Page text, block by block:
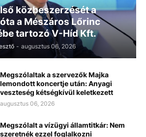
közbeszerzését a
a Mészáros Lőrinc
tartozó V-Híd Kft.
- augusztus 06, 2026
Megszólaltak a szervezők Majka
lemondott koncertje után: Anyagi
veszteség kétségkívül keletkezett
augusztus 06, 2026
Megszólalt a vízügyi államtitkár: Nem
szeretnék ezzel foglalkozni